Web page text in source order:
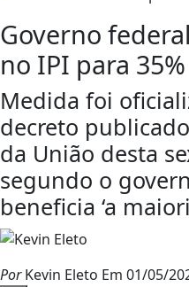
Governo
no IPI para 35%
Medida foi
decreto
da União desta
segundo o
beneficia ‘a
PorKevin Eleto Em 01/05/